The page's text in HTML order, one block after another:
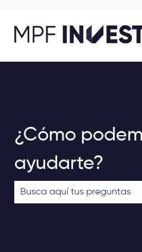
¿Cómo
ayudarte?